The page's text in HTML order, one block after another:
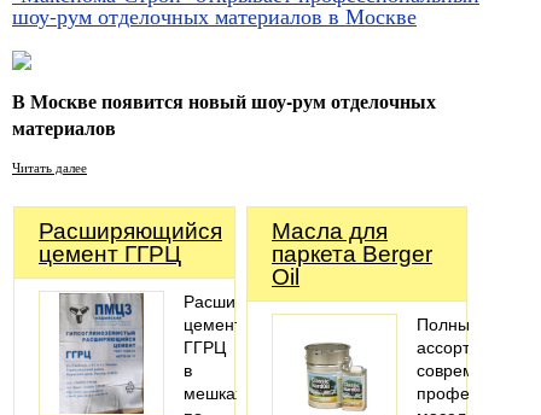
шоу-рум отделочных материалов в Москве
В Москве появится новый шоу-рум отделочных
материалов
Читать далее
Расширяющийся
цемент ГГРЦ
Расширяющийся
цемент
ГГРЦ
в
мешках
Масла для
паркета Berger
Oil
Полный
ассортимент
современных